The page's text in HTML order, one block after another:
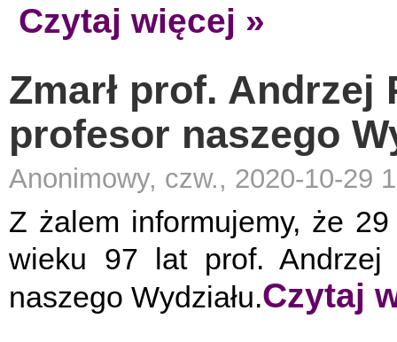
Czytaj więcej »
Zmarł prof. Andrzej
profesor naszego
Anonimowy, czw., 2020-10-29
Z żalem informujemy, że
wieku 97 lat prof. Andrzej
naszego Wydziału.Czytaj